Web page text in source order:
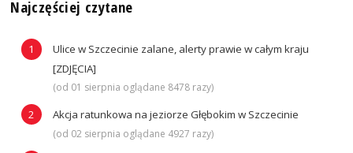
Najczęściej czytane
Ulice w Szczecinie zalane, alerty prawie w całym kraju
[ZDJĘCIA]
(od 01 sierpnia oglądane 8478 razy)
Akcja ratunkowa na jeziorze Głębokim w Szczecinie
(od 02 sierpnia oglądane 4927 razy)